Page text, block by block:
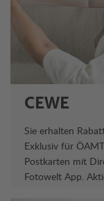
CEWE
Sie erhalten
Exklusiv für
Postkarten mit
Fotowelt App.